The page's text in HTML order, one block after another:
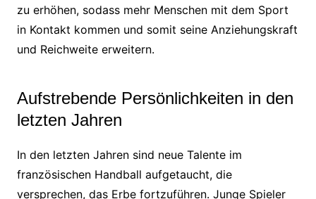
zu erhöhen, sodass mehr Menschen mit dem Sport
in Kontakt kommen und somit seine Anziehungskraft
und Reichweite erweitern.
Aufstrebende Persönlichkeiten in den
letzten Jahren
In den letzten Jahren sind neue Talente im
französischen Handball aufgetaucht, die
versprechen, das Erbe fortzuführen. Junge Spieler